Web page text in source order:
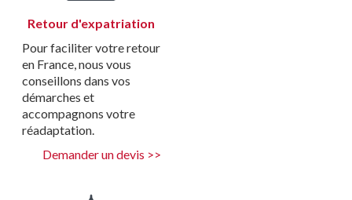
Retour d'expatriation
Pour faciliter votre retour
en France, nous vous
conseillons dans vos
démarches et
accompagnons votre
réadaptation.
Demander un devis >>